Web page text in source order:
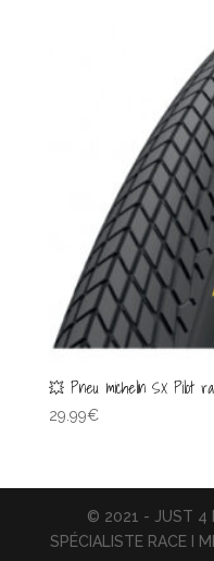
💥 Pneu michelin SX Pilot
29.99€
© 2021 - JUST 4
SPÉCIALISTE RACE I